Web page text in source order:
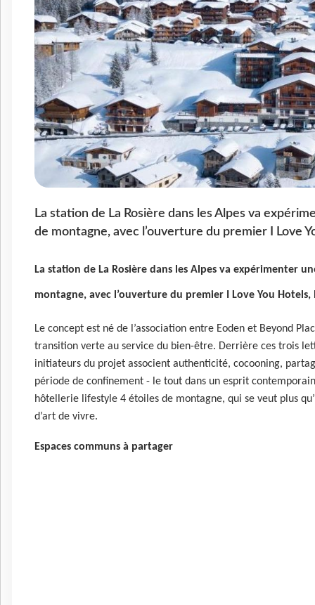
La station de La Rosière dans les Alpes va
de montagne, avec l’ouverture du premier I Love
La station de La Rosière dans les Alpes va expérimenter
montagne, avec l’ouverture du premier I Love You
Le concept est né de l’association entre Eoden et Beyond
transition verte au service du bien-être. Derrière ces trois
initiateurs du projet associent authenticité, cocooning,
période de confinement - le tout dans un esprit
hôtellerie lifestyle 4 étoiles de montagne, qui se veut plus
d’art de vivre.
Espaces communs à partager